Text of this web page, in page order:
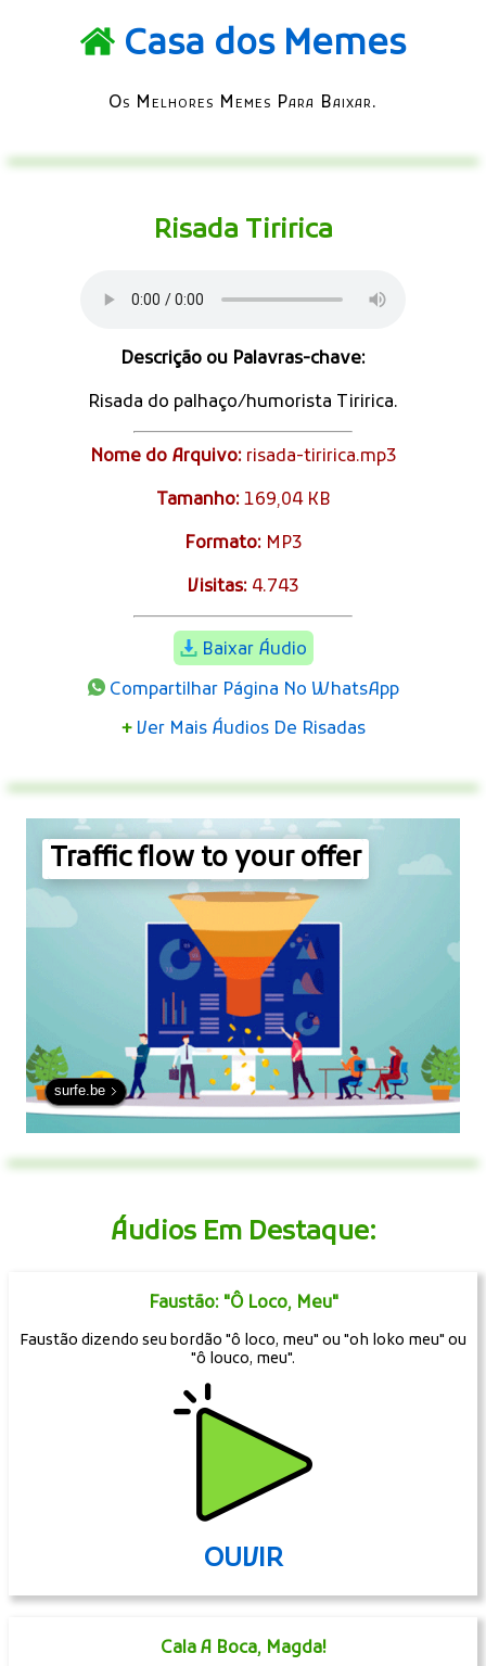
Casa dos Memes
Os Melhores Memes Para Baixar.
Risada Tiririca
Descrição ou Palavras-chave:
Risada do palhaço/humorista Tiririca.
Nome do Arquivo:risada-tiririca.mp3
Tamanho:169,04 KB
Formato:MP3
Visitas:4.743
Baixar Áudio
Compartilhar Página No WhatsApp
+ Ver Mais Áudios De Risadas
Traffic flow to your offer
surfe.be
Áudios Em Destaque:
Faustão: "Ô Loco, Meu"
Faustão dizendo seu bordão "ô loco, meu" ou "oh loko meu" ou
"ô louco, meu".
OUVIR
Cala A Boca, Magda!